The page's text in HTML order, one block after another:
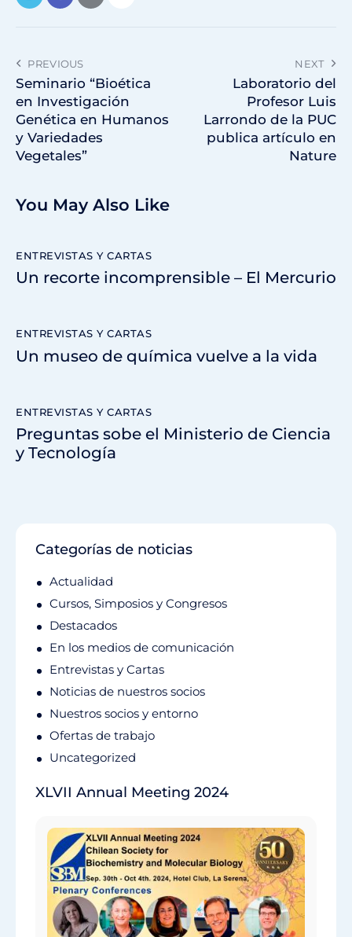
PREVIOUS
Seminario “Bioética
en Investigación
Genética en Humanos
y Variedades
Vegetales”
NEXT
Laboratorio del
Profesor Luis
Larrondo de la PUC
publica artículo en
Nature
You May Also Like
ENTREVISTAS Y CARTAS
Un recorte incomprensible – El Mercurio
ENTREVISTAS Y CARTAS
Un museo de química vuelve a la vida
ENTREVISTAS Y CARTAS
Preguntas sobe el Ministerio de Ciencia
y Tecnología
Categorías de noticias
Actualidad
Cursos, Simposios y Congresos
Destacados
En los medios de comunicación
Entrevistas y Cartas
Noticias de nuestros socios
Nuestros socios y entorno
Ofertas de trabajo
Uncategorized
XLVII Annual Meeting 2024